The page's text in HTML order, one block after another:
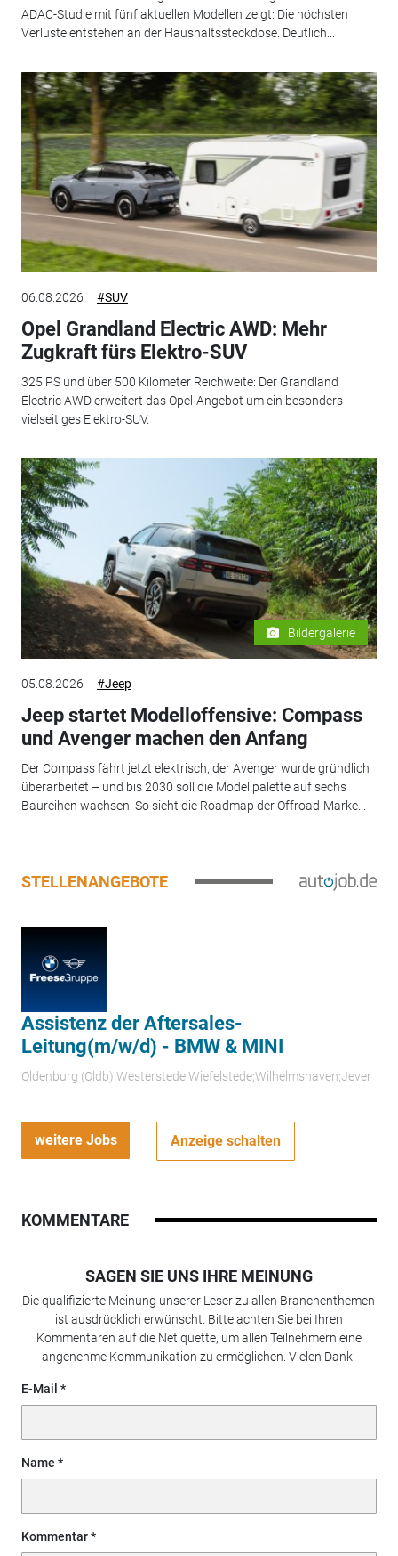
ADAC-Studie mit fünf aktuellen Modellen zeigt: Die höchsten
Verluste entstehen an der Haushaltssteckdose. Deutlich...
06.08.2026 #SUV
Opel Grandland Electric AWD: Mehr
Zugkraft fürs Elektro-SUV
325 PS und über 500 Kilometer Reichweite: Der Grandland
Electric AWD erweitert das Opel-Angebot um ein besonders
vielseitiges Elektro-SUV.
Bildergalerie
05.08.2026 #Jeep
Jeep startet Modelloffensive: Compass
und Avenger machen den Anfang
Der Compass fährt jetzt elektrisch, der Avenger wurde gründlich
überarbeitet – und bis 2030 soll die Modellpalette auf sechs
Baureihen wachsen. So sieht die Roadmap der Offroad-Marke...
STELLENANGEBOTE
Assistenz der Aftersales-
Leitung(m/w/d) - BMW & MINI
Oldenburg (Oldb);Westerstede;Wiefelstede;Wilhelmshaven;Jever
weitere Jobs Anzeige schalten
KOMMENTARE
SAGEN SIE UNS IHRE MEINUNG
Die qualifizierte Meinung unserer Leser zu allen Branchenthemen
ist ausdrücklich erwünscht. Bitte achten Sie bei Ihren
Kommentaren auf die Netiquette, um allen Teilnehmern eine
angenehme Kommunikation zu ermöglichen. Vielen Dank!
E-Mail
Name
Kommentar